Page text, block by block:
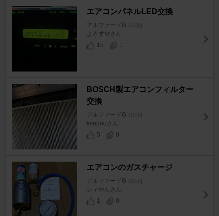
エアコンパネルLED交換
アルファードG [10系]
よろずやさん
15
1
BOSCH製エアコンフィルター
交換
アルファードG [10系]
kengouさん
5
0
エアコンのガスチャージ
アルファードG [10系]
シィやんさん
1
0